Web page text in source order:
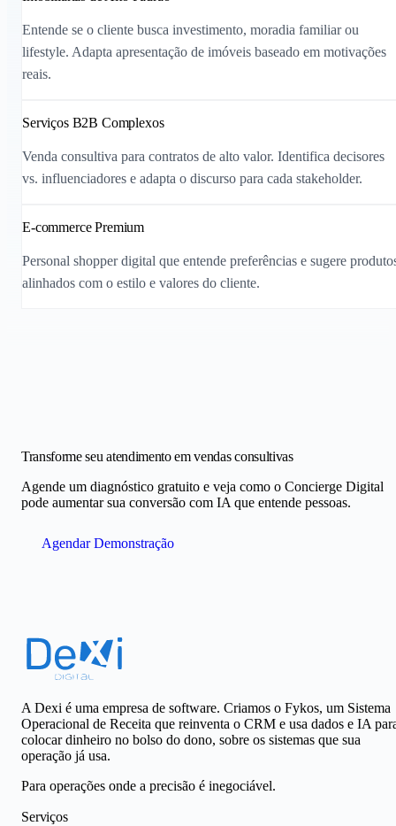
Entende se o cliente busca investimento, moradia familiar ou
lifestyle. Adapta apresentação de imóveis baseado em motivações
reais.
Serviços B2B Complexos
Venda consultiva para contratos de alto valor. Identifica decisores
vs. influenciadores e adapta o discurso para cada stakeholder.
E-commerce Premium
Personal shopper digital que entende preferências e sugere
alinhados com o estilo e valores do cliente.
Transforme seu atendimento em vendas consultivas
Agende um diagnóstico gratuito e veja como o Concierge Digital
pode aumentar sua conversão com IA que entende pessoas.
Agendar Demonstração
A Dexi é uma empresa de software. Criamos o Fykos, um Sistema
Operacional de Receita que reinventa o CRM e usa dados e IA
colocar dinheiro no bolso do dono, sobre os sistemas que sua
operação já usa.
Para operações onde a precisão é inegociável.
Serviços